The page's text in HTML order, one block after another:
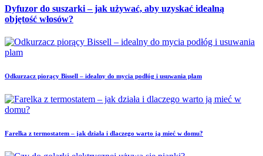
Dyfuzor do suszarki – jak używać, aby uzyskać idealną
objętość włosów?
Odkurzacz piorący Bissell – idealny do mycia podłóg i usuwania plam
Farelka z termostatem – jak działa i dlaczego warto ją mieć w domu?